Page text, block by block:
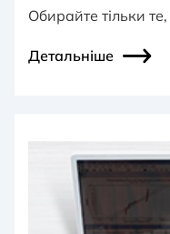
Обирайте тільки
Детальніше